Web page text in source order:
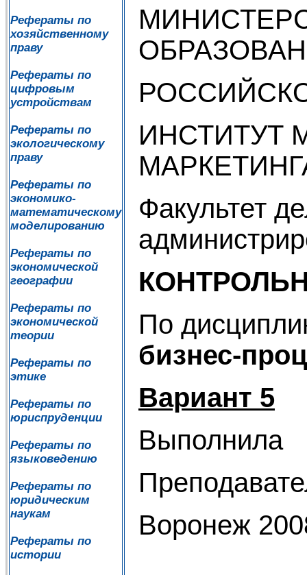
Рефераты по
хозяйственному
праву
Рефераты по
цифровым
устройствам
Рефераты по
экологическому
праву
Рефераты по
экономико-
математическому
моделированию
Рефераты по
экономической
географии
Рефераты по
экономической
теории
Рефераты по
этике
Рефераты по
юриспруденции
Рефераты по
языковедению
Рефераты по
юридическим
наукам
Рефераты по
истории
ИНСТИТУТ
Факультет
По
бизнес-
Вариант 5
Выполнила
Воронеж